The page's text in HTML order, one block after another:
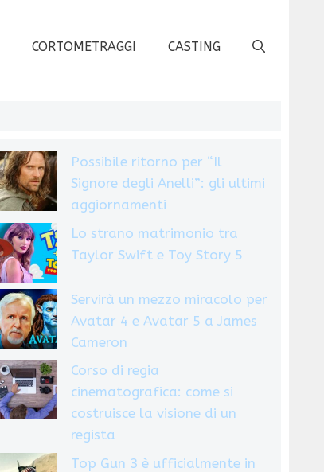
CORTOMETRAGGI CASTING
Possibile ritorno per “Il
Signore degli Anelli”: gli ultimi
aggiornamenti
Lo strano matrimonio tra
Taylor Swift e Toy Story 5
Servirà un mezzo miracolo per
Avatar 4 e Avatar 5 a James
Cameron
Corso di regia
cinematografica: come si
costruisce la visione di un
regista
Top Gun 3 è ufficialmente in